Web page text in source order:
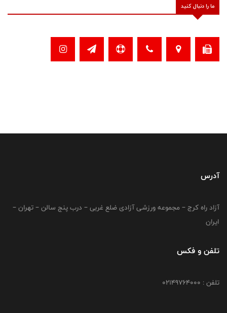
ما را دنبال کنید
آدرس
آزاد راه کرج – مجموعه ورزشی آزادی ضلع غربی – درب پنج سالن – تهران –
ایران
تلفن و فکس
تلفن : 02149764000